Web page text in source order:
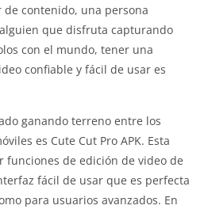
de contenido, una persona
que disfruta capturando
con el mundo, tener una
confiable y fácil de usar es
ganando terreno entre los
es Cute Cut Pro APK. Esta
funciones de edición de video de
fácil de usar que es perfecta
para usuarios avanzados. En